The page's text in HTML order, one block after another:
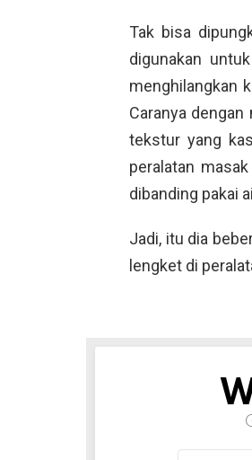
Tak bisa
digunakan
menghilangkan
Caranya
tekstur yang
peralatan
dibanding pakai
Jadi, itu dia
lengket di
NEWSLETTER